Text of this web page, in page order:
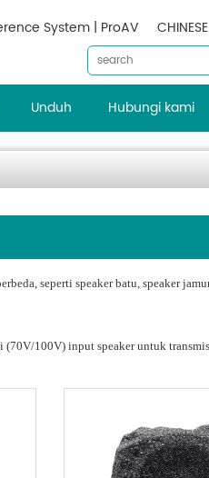
CHINESE
System | ProAV
Unduh Hubungi kami
seperti speaker batu, speaker
100V) input speaker untuk